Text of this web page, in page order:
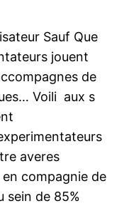
Sauf Que
jouent
de
Voili aux s
averes
compagnie de
sein de 85%